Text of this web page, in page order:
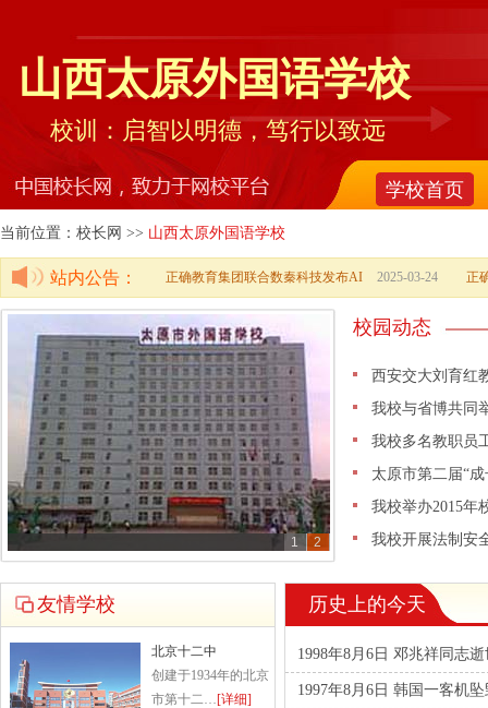
山西太原外国语学校
校训：启智以明德，笃行以致远
学校首页
当前位置：校长网 >> 山西太原外国语学校
站内公告： 2025-03-24
正确教育集团联合数秦科技发布AI 正
1 2
校园动态
西安交大刘育红
我校与省博共同
我校多名教职员
太原市第二届“
我校举办2015年
我校开展法制安
友情学校
北京十二中
创建于1934年的北京
市第十二…[详细]
历史上的今天
1998年8月6日 邓兆祥同志逝
1997年8月6日 韩国一客机